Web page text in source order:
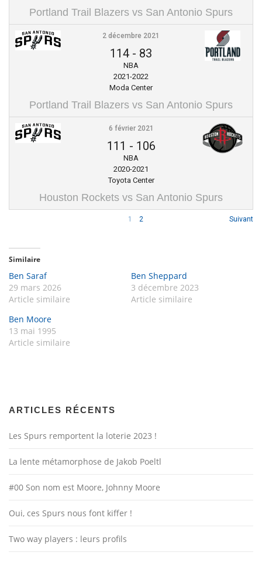
Portland Trail Blazers vs San Antonio Spurs
2 décembre 2021
114 - 83
NBA
2021-2022
Moda Center
Portland Trail Blazers vs San Antonio Spurs
6 février 2021
111 - 106
NBA
2020-2021
Toyota Center
Houston Rockets vs San Antonio Spurs
1 2 Suivant
Similaire
Ben Saraf
29 mars 2026
Article similaire
Ben Sheppard
3 décembre 2023
Article similaire
Ben Moore
13 mai 1995
Article similaire
ARTICLES RÉCENTS
Les Spurs remportent la loterie 2023 !
La lente métamorphose de Jakob Poeltl
#00 Son nom est Moore, Johnny Moore
Oui, ces Spurs nous font kiffer !
Two way players : leurs profils